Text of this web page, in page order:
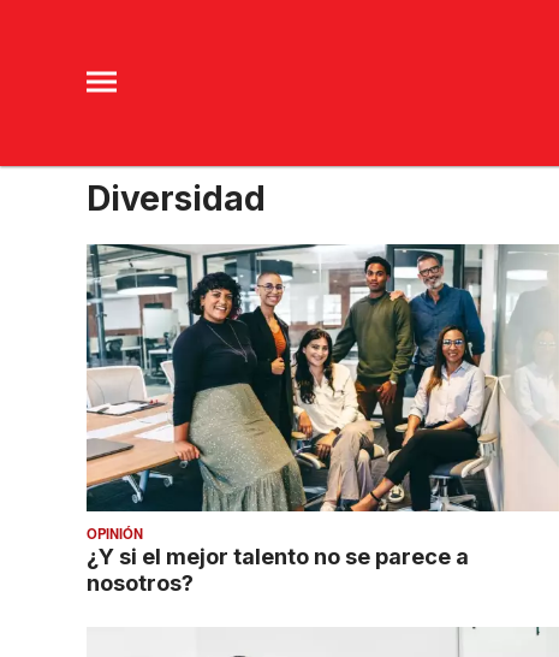
Diversidad
OPINIÓN
¿Y si el mejor talento no se parece a
nosotros?